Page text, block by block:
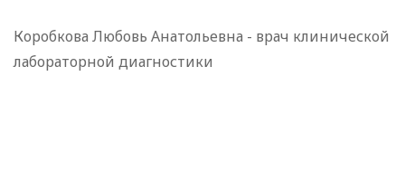
Коробкова Любовь Анатольевна - врач клинической
лабораторной диагностики